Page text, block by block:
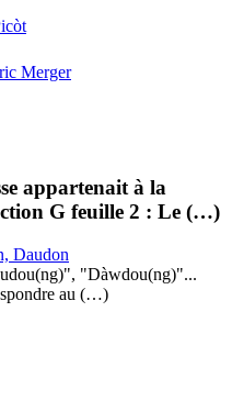
Merger
appartenait à la
G feuille 2 : Le (…)
Daudon
"Dàwdou(ng)"...
au (…)